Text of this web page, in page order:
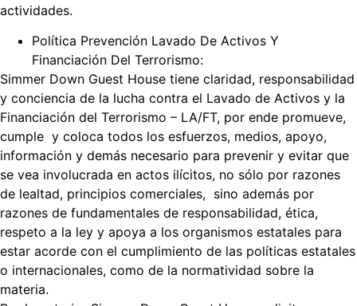
actividades.
Política Prevención Lavado De Activos Y
Financiación Del Terrorismo:
Simmer Down Guest House tiene claridad, responsabilidad
y conciencia de la lucha contra el Lavado de Activos y la
Financiación del Terrorismo – LA/FT, por ende promueve,
cumple y coloca todos los esfuerzos, medios, apoyo,
información y demás necesario para prevenir y evitar que
se vea involucrada en actos ilícitos, no sólo por razones
de lealtad, principios comerciales, sino además por
razones de fundamentales de responsabilidad, ética,
respeto a la ley y apoya a los organismos estatales para
estar acorde con el cumplimiento de las políticas estatales
o internacionales, como de la normatividad sobre la
materia.